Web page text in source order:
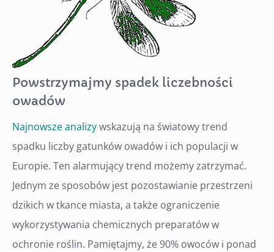
Powstrzymajmy spadek liczebności
owadów
Najnowsze analizywskazują na światowy trend
spadku liczby gatunków owadów i ich populacji w
Europie. Ten alarmujący trend możemy zatrzymać.
Jednym ze sposobów jest pozostawianie przestrzeni
dzikich w tkance miasta, a także ograniczenie
wykorzystywania chemicznych preparatów w
ochronie roślin. Pamiętajmy, że 90% owoców i ponad